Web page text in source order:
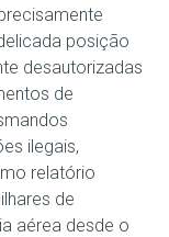
posição
desautorizadas
de
ilegais,
relatório
de
aérea desde o